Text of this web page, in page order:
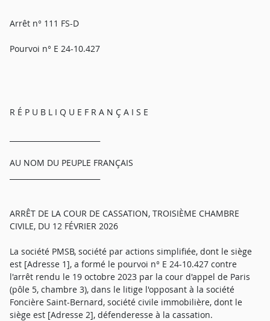
Arrêt n° 111 FS-D
Pourvoi n° E 24-10.427
R É P U B L I Q U E F R A N Ç A I S E
AU NOM DU PEUPLE FRANÇAIS
ARRÊT DE LA COUR DE CASSATION, TROISIÈME CHAMBRE
CIVILE, DU 12 FÉVRIER 2026
La société PMSB, société par actions simplifiée, dont le siège
est [Adresse 1], a formé le pourvoi n° E 24-10.427 contre
l'arrêt rendu le 19 octobre 2023 par la cour d'appel de Paris
(pôle 5, chambre 3), dans le litige l'opposant à la société
Foncière Saint-Bernard, société civile immobilière, dont le
siège est [Adresse 2], défenderesse à la cassation.